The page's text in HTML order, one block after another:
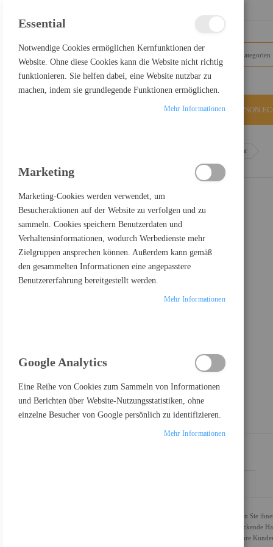
EPSON
Jabra BIZ 2300 USB-C UC Duo - Headset - On-Ear
Ihre Call-Center-Mitarbeiter sind Ihre Markenbotschafter. Stellen Sie
Beim Jabra BIZ 2300 trifft hervorragender Klang auf beeindruckende
Headset, das sowohl Ihre Contact-Center-Mitarbeiter als auch Ihre
Essential
Notwendige Cookies ermöglichen Kernfunktionen der
Website. Ohne diese Cookies kann die Website nicht richtig
funktionieren. Sie helfen dabei, eine Website nutzbar zu
machen, indem sie grundlegende Funktionen ermöglichen.
Mehr Informationen
Marketing
Marketing-Cookies werden verwendet, um
Besucheraktionen auf der Website zu verfolgen und zu
sammeln. Cookies speichern Benutzerdaten und
Verhaltensinformationen, wodurch Werbedienste mehr
Zielgruppen ansprechen können. Außerdem kann gemäß
den gesammelten Informationen eine angepasstere
Benutzererfahrung bereitgestellt werden.
Mehr Informationen
Google Analytics
Eine Reihe von Cookies zum Sammeln von Informationen
und Berichten über Website-Nutzungsstatistiken, ohne
einzelne Besucher von Google persönlich zu identifizieren.
Mehr Informationen